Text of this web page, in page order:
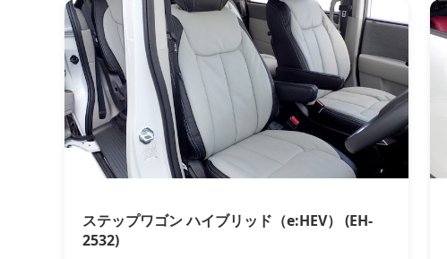
ステップワゴン ハイブリッド（e:HEV） (EH-
2532)